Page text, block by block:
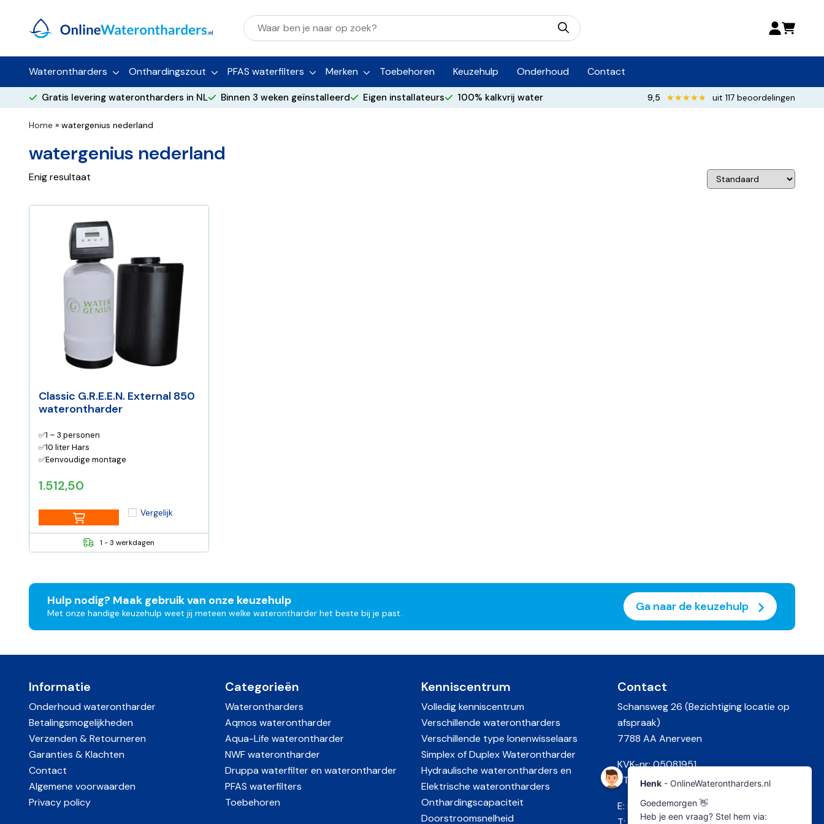
Zoeken
naar:
Waterontharders Onthardingszout PFAS waterfilters Merken Toebehoren Keuzehulp Onderhoud Contact
Gratis levering waterontharders in NL Binnen 3 weken geïnstalleerd Eigen installateurs 100% kalkvrij water 9,5 ★★★★★
★★★★★ uit 117 beoordelingen
Home » watergenius nederland
watergenius nederland
Enig resultaat
Classic G.R.E.E.N. External 850
waterontharder
1.512,50
✅1 – 3 personen
✅10 liter Hars
✅Eenvoudige montage
1 - 3 werkdagen
Vergelijk
Hulp nodig? Maak gebruik van onze keuzehulp
Met onze handige keuzehulp weet jij meteen welke waterontharder het beste bij je past. Ga naar de keuzehulp
Informatie
Onderhoud waterontharder
Betalingsmogelijkheden
Verzenden & Retourneren
Garanties & Klachten
Contact
Algemene voorwaarden
Privacy policy
Categorieën
Waterontharders
Aqmos waterontharder
Aqua-Life waterontharder
NWF waterontharder
Druppa waterfilter en waterontharder
PFAS waterfilters
Toebehoren
Kenniscentrum
Volledig kenniscentrum
Verschillende waterontharders
Verschillende type Ionenwisselaars
Simplex of Duplex Waterontharder
Hydraulische waterontharders en
Elektrische waterontharders
Onthardingscapaciteit
Doorstroomsnelheid
Contact
Schansweg 26 (Bezichtiging locatie op
afspraak)
7788 AA Anerveen
KVK-nr: 05081951
BTW-nr: NL815950160B01
E: info@onlinewaterontharders.nl